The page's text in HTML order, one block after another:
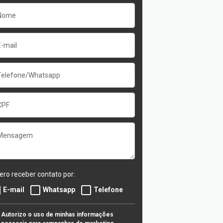
receber contato por:
E-mail
Whatsapp Telefone
Autorizo o uso de minhas informações